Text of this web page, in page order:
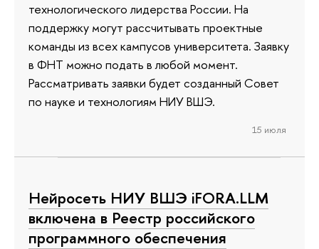
технологического лидерства России. На
поддержку могут рассчитывать проектные
команды из всех кампусов университета. Заявку
в ФНТ можно подать в любой момент.
Рассматривать заявки будет созданный Совет
по науке и технологиям НИУ ВШЭ.
15 июля
Нейросеть НИУ ВШЭ iFORA.LLM
включена в Реестр российского
программного обеспечения